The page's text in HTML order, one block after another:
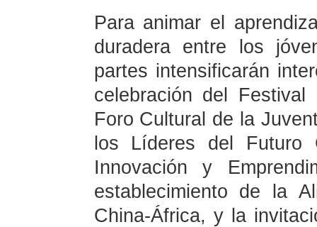
Para animar el
duradera entre los
partes intensificarán
celebración del
Foro Cultural de la
los Líderes del Futuro
Innovación y
establecimiento de la
China-África, y la